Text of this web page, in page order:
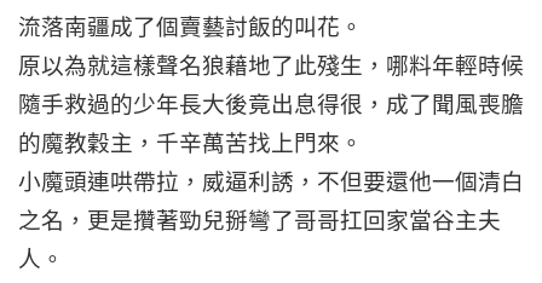
流落南疆成了個賣藝討飯的叫花。
原以為就這樣聲名狼藉地了此殘生，哪料年輕時候
隨手救過的少年長大後竟出息得很，成了聞風喪膽
的魔教穀主，千辛萬苦找上門來。
小魔頭連哄帶拉，威逼利誘，不但要還他一個清白
之名，更是攢著勁兒掰彎了哥哥扛回家當谷主夫
人。